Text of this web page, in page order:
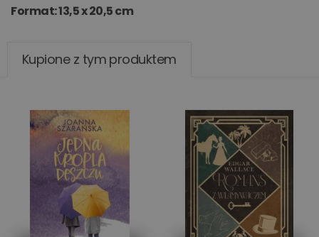
Format: 13,5 x 20,5 cm
Kupione z tym produktem